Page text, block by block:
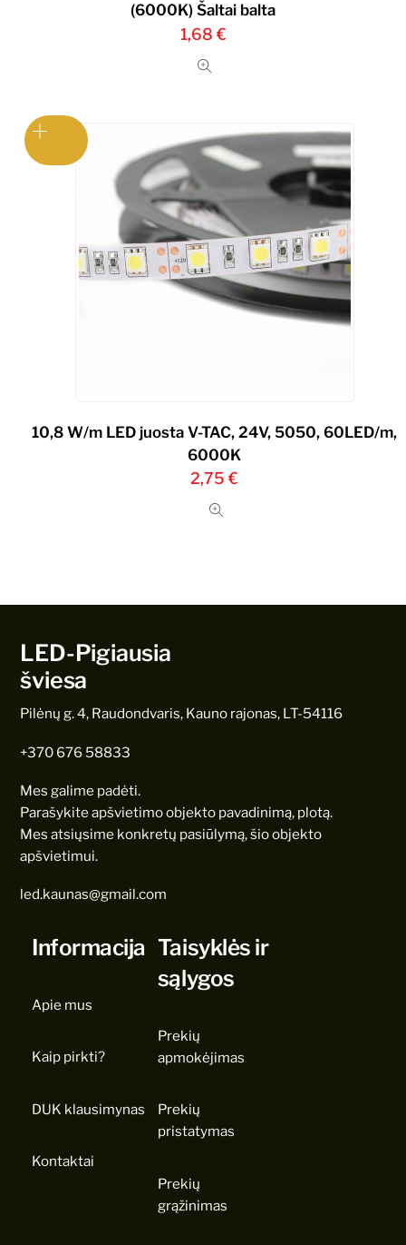
(6000K) Šaltai balta
1,68 €
10,8 W/m LED juosta V-TAC, 24V, 5050, 60LED/m,
6000K
2,75€
LED-Pigiausia
šviesa
Pilėnų g. 4, Raudondvaris, Kauno rajonas, LT-54116
+370 676 58833
Mes galime padėti.
Parašykite apšvietimo objekto pavadinimą, plotą.
Mes atsiųsime konkretų pasiūlymą, šio objekto
apšvietimui.
led.kaunas@gmail.com
Informacija
Apie mus
Kaip pirkti?
DUK klausimynas
Kontaktai
Taisyklės ir
sąlygos
Prekių
apmokėjimas
Prekių
pristatymas
Prekių
grąžinimas